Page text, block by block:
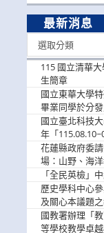
最新消息
選取分類
115 國立清華
生簡章
國立東華大學
畢業同學於分
國立臺北科技
年「
歡迎學生踴躍
花蓮縣政府委
場：山野、海
參加
「全民英檢」
歷史學科中心
及關心本議題
國教署辦理「
等學校教學卓